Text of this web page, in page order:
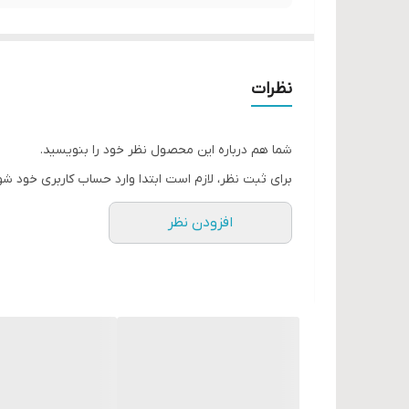
نظرات
شما هم درباره این محصول نظر خود را بنویسید.
برای ثبت نظر، لازم است ابتدا وارد حساب کاربری خود
افزودن نظر